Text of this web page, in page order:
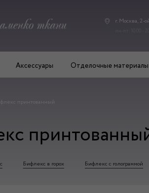
г. Москва, 2-
Аксессуары Отделочные материалы
принтованный
Бифлекс в горох Бифлекс с голограммой